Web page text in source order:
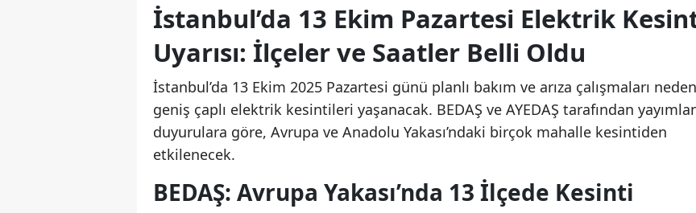
İstanbul’da 13 Ekim Pazartesi Elektrik
Uyarısı: İlçeler ve Saatler Belli Oldu
İstanbul’da 13 Ekim 2025 Pazartesi günü planlı bakım ve arıza çalışmaları
geniş çaplı elektrik kesintileri yaşanacak. BEDAŞ ve AYEDAŞ tarafından
duyurulara göre, Avrupa ve Anadolu Yakası’ndaki birçok mahalle kesintiden
etkilenecek.
BEDAŞ: Avrupa Yakası’nda 13 İlçede Kesinti